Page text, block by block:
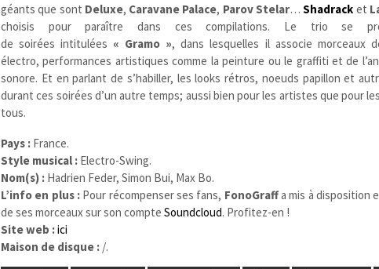
géants que sont Deluxe, Caravane Palace, Parov Stelar… Shadrack et
choisis pour paraître dans ces compilations. Le trio se
de soirées intitulées « Gramo », dans lesquelles il associe morceaux
électro, performances artistiques comme la peinture ou le graffiti et de
sonore. Et en parlant de s’habiller, les looks rétros, noeuds papillon et
durant ces soirées d’un autre temps; aussi bien pour les artistes que pour
tous.
Pays : France.
Style musical : Electro-Swing.
Nom(s) : Hadrien Feder, Simon Bui, Max Bo.
L’info en plus : Pour récompenser ses fans, FonoGraffa mis à disposition
de ses morceaux sur son compteSoundcloud. Profitez-en !
Site web :ici
Maison de disque : /.